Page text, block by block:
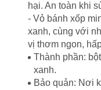
hại. An toàn khi
- Vỏ bánh xốp
xanh, cùng với
vị thơm ngon,
Thành phần:
xanh.
Bảo quản: Nơi